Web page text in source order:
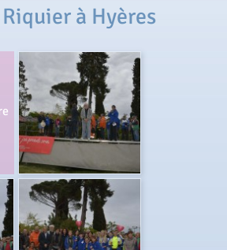
à Hyères